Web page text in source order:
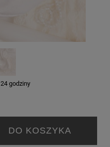
24 godziny
DO KOSZYKA